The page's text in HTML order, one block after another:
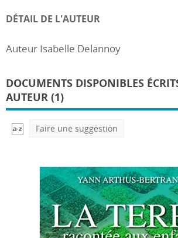
DÉTAIL DE L'AUTEUR
Auteur Isabelle Delannoy
DOCUMENTS DISPONIBLES
AUTEUR (1)
Faire une suggestion